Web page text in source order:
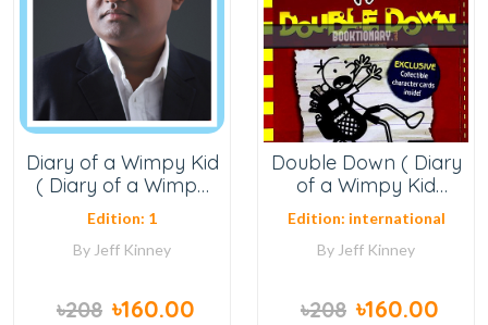
Diary of a Wimpy Kid
( Diary of a Wimpy
Kid Series, Book 1 )
Edition: 1
By Jeff Kinney
৳208 ৳160.00
Double Down ( Diary
of a Wimpy Kid
Series, Book 11 ) (
Normal Quality )
Edition: international
By Jeff Kinney
৳208 ৳160.00